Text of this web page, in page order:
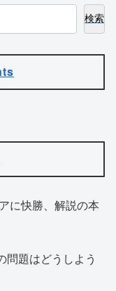
検索
に快勝、解説の本
問題はどうしよう